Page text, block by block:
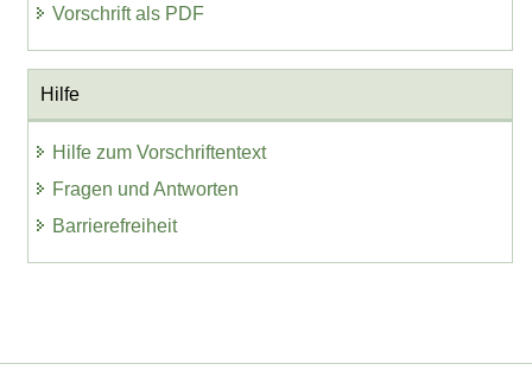
Vorschrift als PDF
Hilfe
Hilfe zum Vorschriftentext
Fragen und Antworten
Barrierefreiheit